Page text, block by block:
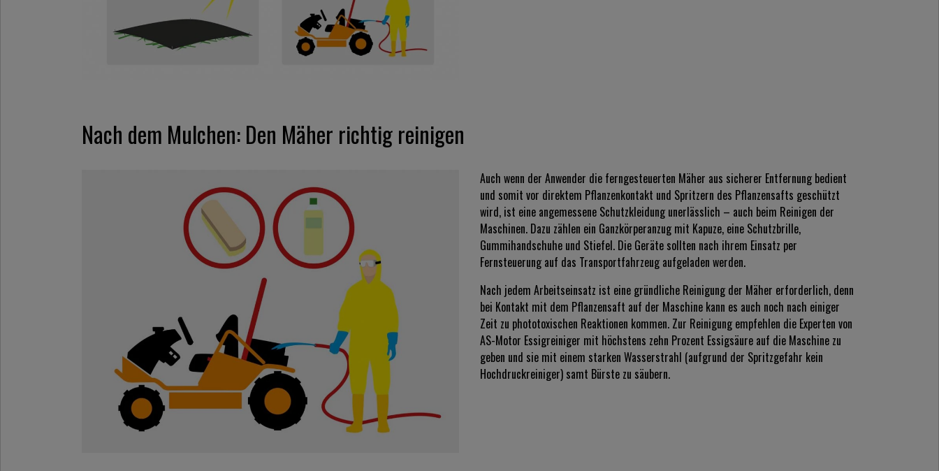
Nach dem Mulchen: Den Mäher richtig reinigen
Auch wenn der Anwender die ferngesteuerten Mäher aus sicherer Entfernung bedient
und somit vor direktem Pflanzenkontakt und Spritzern des Pflanzensafts geschützt
wird, ist eine angemessene Schutzkleidung unerlässlich – auch beim Reinigen der
Maschinen. Dazu zählen ein Ganzkörperanzug mit Kapuze, eine Schutzbrille,
Gummihandschuhe und Stiefel. Die Geräte sollten nach ihrem Einsatz per
Fernsteuerung auf das Transportfahrzeug aufgeladen werden.
Nach jedem Arbeitseinsatz ist eine gründliche Reinigung der Mäher erforderlich, denn
bei Kontakt mit dem Pflanzensaft auf der Maschine kann es auch noch nach einiger
Zeit zu phototoxischen Reaktionen kommen. Zur Reinigung empfehlen die Experten von
AS-Motor Essigreiniger mit höchstens zehn Prozent Essigsäure auf die Maschine zu
geben und sie mit einem starken Wasserstrahl (aufgrund der Spritzgefahr kein
Hochdruckreiniger) samt Bürste zu säubern.